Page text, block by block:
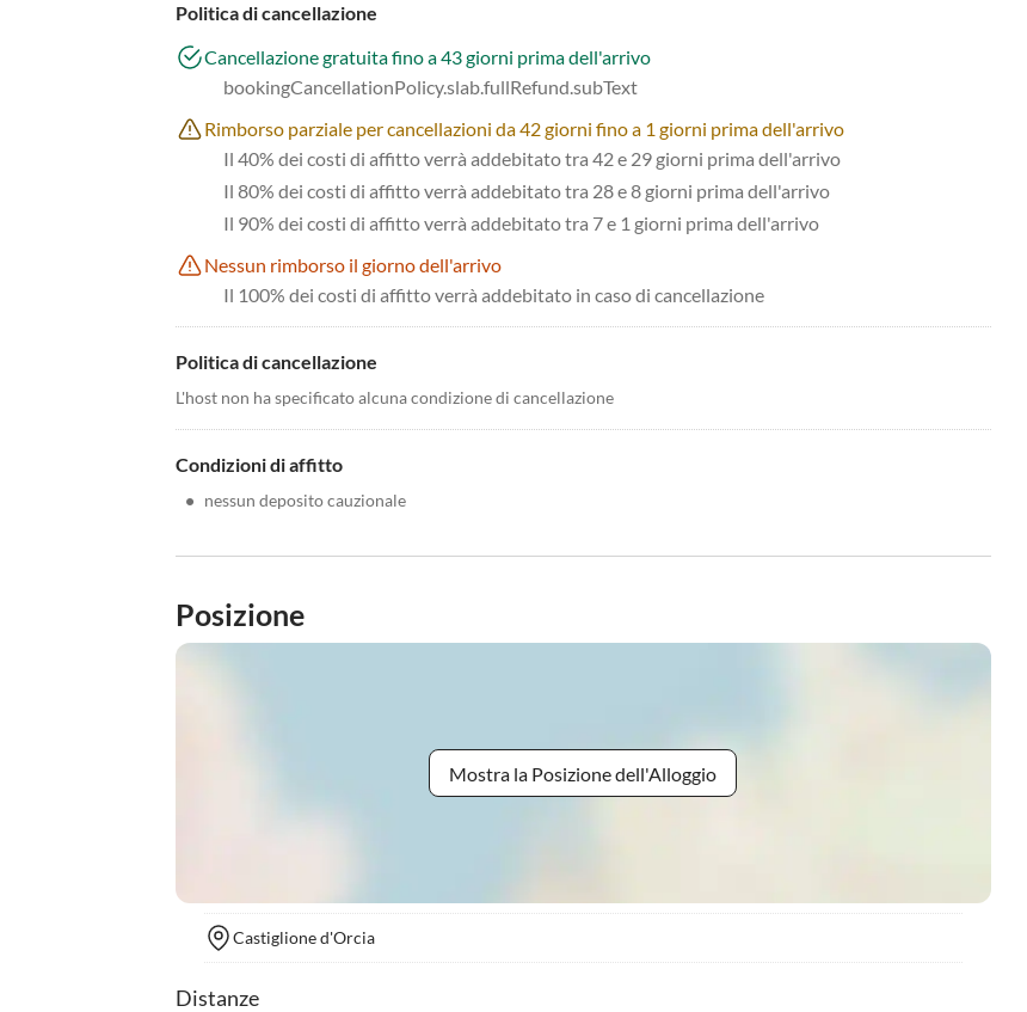
Politica di cancellazione
Cancellazione gratuita fino a 43 giorni prima dell'arrivo
bookingCancellationPolicy.slab.fullRefund.subText
Rimborso parziale per cancellazioni da 42 giorni fino a 1 giorni prima dell'arrivo
Il 40% dei costi di affitto verrà addebitato tra 42 e 29 giorni prima dell'arrivo
Il 80% dei costi di affitto verrà addebitato tra 28 e 8 giorni prima dell'arrivo
Il 90% dei costi di affitto verrà addebitato tra 7 e 1 giorni prima dell'arrivo
Nessun rimborso il giorno dell'arrivo
Il 100% dei costi di affitto verrà addebitato in caso di cancellazione
Politica di cancellazione
L'host non ha specificato alcuna condizione di cancellazione
Condizioni di affitto
• nessun deposito cauzionale
Posizione
Mostra la Posizione dell'Alloggio
Castiglione d'Orcia
Distanze